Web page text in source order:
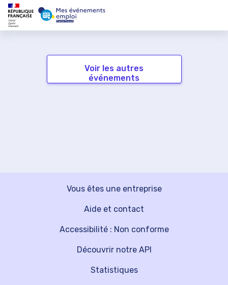
Voir les autres
événements
Vous êtes une entreprise
Découvrir notre API
Aide et contact
Statistiques
Accessibilité : Non conforme